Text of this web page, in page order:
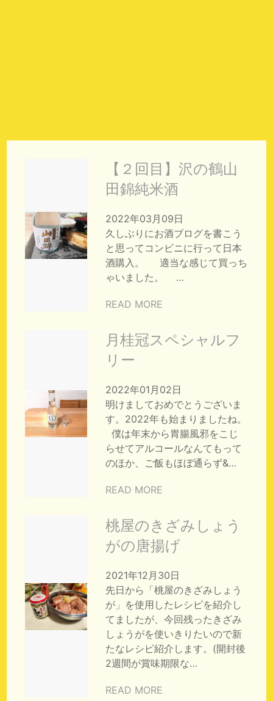
【２回目】沢の鶴山
田錦純米酒
2022年03月09日
久しぶりにお酒ブログを書こう
と思ってコンビニに行って日本
酒購入。 適当な感じて買っち
ゃいました。 …
READ MORE
月桂冠スペシャルフ
リー
2022年01月02日
明けましておめでとうございま
す。2022年も始まりましたね。
僕は年末から胃腸風邪をこじ
らせてアルコールなんてもって
のほか、ご飯もほぼ通らず&…
READ MORE
桃屋のきざみしょう
がの唐揚げ
2021年12月30日
先日から「桃屋のきざみしょう
が」を使用したレシピを紹介し
てましたが、今回残ったきざみ
しょうがを使いきりたいので新
たなレシピ紹介します。(開封後
2週間が賞味期限な…
READ MORE